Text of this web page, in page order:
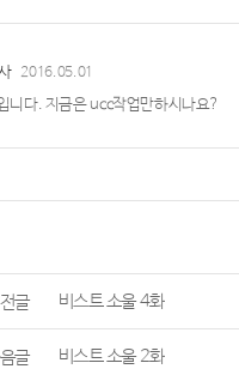
2016.05.01
니다. 지금은 ucc작업만하시나요?
글 비스트 소울 4화
글 비스트 소울 2화